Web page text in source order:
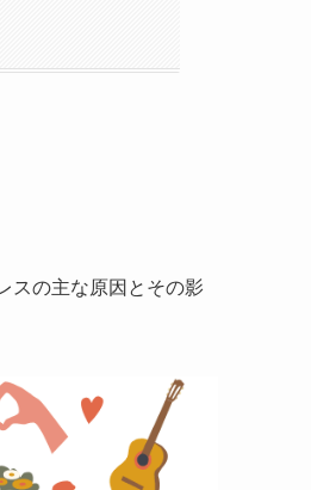
スの主な原因とその影